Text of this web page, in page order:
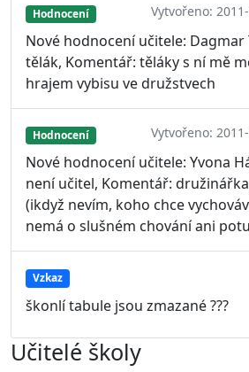
Hodnocení Vytvořeno:
Nové hodnocení učitele: Dagmar
tělák, Komentář: těláky s ní mě
hrajem vybisu ve družstvech
Hodnocení Vytvořeno:
Nové hodnocení učitele: Yvona
není učitel, Komentář:
(ikdyž nevím, koho chce
nemá o slušném chování ani
Vzkaz
škonlí tabule jsou zmazané ???
Učitelé školy